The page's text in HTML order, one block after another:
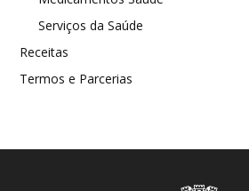
Serviços da Saúde
Receitas
Termos e Parcerias